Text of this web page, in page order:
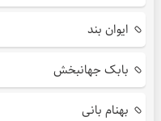
ایوان بند
بابک جهانبخش
بهنام بانی